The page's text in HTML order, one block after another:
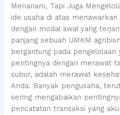
Menanam, Tapi Juga
ide usaha di atas
dengan modal awal yang
panjang sebuah UMKM
bergantung pada pengelolaan
pentingnya dengan merawat
subur, adalah merawat
Anda. Banyak pengusaha,
sering mengabaikan
pencatatan transaksi yang